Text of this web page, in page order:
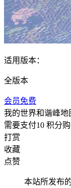
适用版本：
全版本
会员免费
我的世界和谐峰地
需要支付10 积分
打赏
收藏
点赞
本站所发布